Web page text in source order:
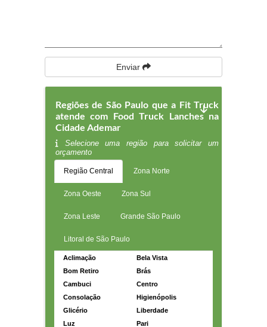
Enviar
Regiões de São Paulo que a Fit Truck
atende com Food Truck Lanches na
Cidade Ademar
Selecione uma região para solicitar um
orçamento
Região Central Zona Norte
Zona Oeste Zona Sul
Zona Leste Grande São Paulo
Litoral de São Paulo
Aclimação
Bela Vista
Bom Retiro
Brás
Cambuci
Centro
Consolação
Higienópolis
Glicério
Liberdade
Luz
Pari